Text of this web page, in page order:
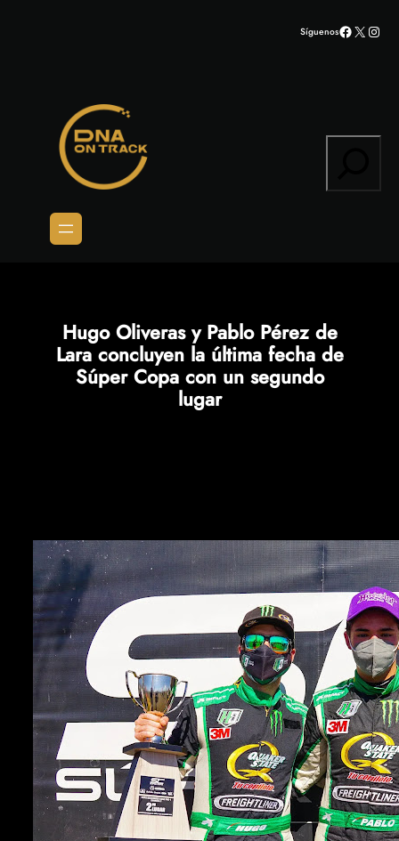
SíguenosFacebook
X
Hugo Oliveras y Pablo Pérez de
Lara concluyen la última fecha de
Súper Copa con un segundo
lugar